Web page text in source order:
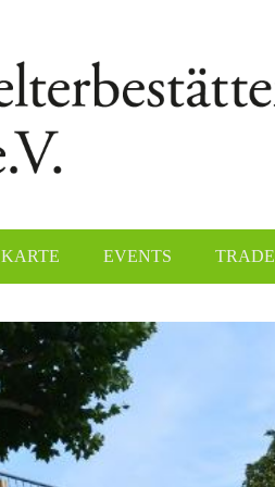
Naumburger Dom
Klosteranlage Maulbronn
Kölner Dom
KARTE EVENTS